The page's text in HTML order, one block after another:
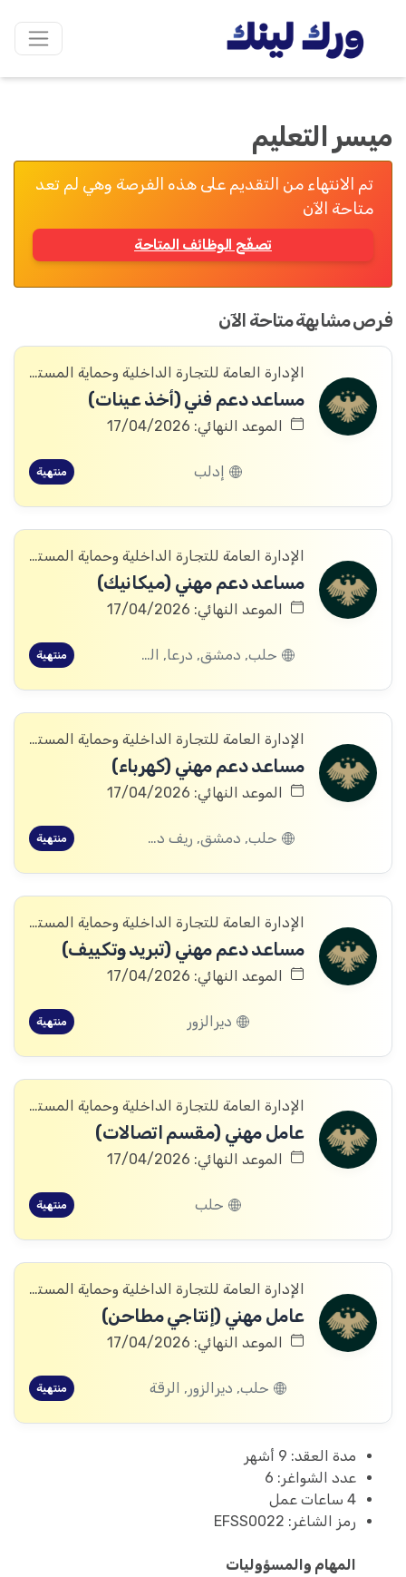
ميسر التعليم
تم الانتهاء من التقديم على هذه الفرصة وهي لم تعد
متاحة الآن
تصفّح الوظائف المتاحة
فرص مشابهة متاحة الآن
الإدارة العامة للتجارة الداخلية وحماية المستهلك
مساعد دعم فني (أخذ عينات)
الموعد النهائي: 17/04/2026
إدلب منتهية
الإدارة العامة للتجارة الداخلية وحماية المستهلك
مساعد دعم مهني (ميكانيك)
الموعد النهائي: 17/04/2026
حلب, دمشق, درعا, الرقة, الحسكة منتهية
الإدارة العامة للتجارة الداخلية وحماية المستهلك
مساعد دعم مهني (كهرباء)
الموعد النهائي: 17/04/2026
حلب, دمشق, ريف دمشق, درعا, الرقة, الحسكة منتهية
الإدارة العامة للتجارة الداخلية وحماية المستهلك
مساعد دعم مهني (تبريد وتكييف)
الموعد النهائي: 17/04/2026
ديرالزور منتهية
الإدارة العامة للتجارة الداخلية وحماية المستهلك
عامل مهني (مقسم اتصالات)
الموعد النهائي: 17/04/2026
حلب منتهية
الإدارة العامة للتجارة الداخلية وحماية المستهلك
عامل مهني (إنتاجي مطاحن)
الموعد النهائي: 17/04/2026
حلب, ديرالزور, الرقة منتهية
مدة العقد: 9 أشهر
عدد الشواغر: 6
4 ساعات عمل
رمز الشاغر: EFSS0022
المهام والمسؤوليات